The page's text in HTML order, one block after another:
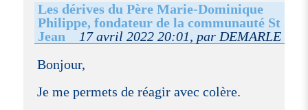
Les dérives du Père Marie-Dominique
Philippe, fondateur de la communauté St
Jean
17 avril 2022 20:01, par DEMARLE
Bonjour,
Je me permets de réagir avec colère.